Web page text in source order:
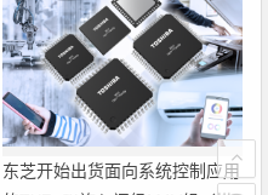
东芝开始出货面向系统控制应用